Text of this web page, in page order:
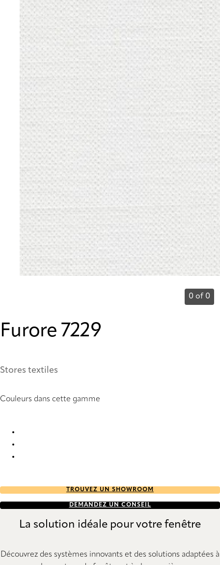
0 of 0
Furore 7229
Stores textiles
Couleurs dans cette gamme
TROUVEZ UN SHOWROOM
DEMANDEZ UN CONSEIL
La solution idéale pour votre fenêtre
Découvrez des systèmes innovants et des solutions adaptées à